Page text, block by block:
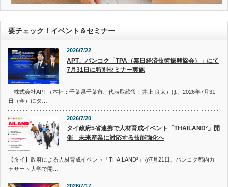
要チェック！イベント＆セミナー
2026/7/22
APT、バンコク「TPA（泰日経済技術振興協会）」にて
7月31日に特別セミナー実施
株式会社APT（本社：千葉県千葉市、代表取締役：井上 良太）は、2026年7月31
日（金）にタ…
2026/7/20
タイ政府5省連携で人材育成イベント「THAILAND²」開
催 未来産業に対応する技能強化へ
【タイ】政府による人材育成イベント「THAILAND²」が7月21日、バンコク都内カ
セサート大学で開…